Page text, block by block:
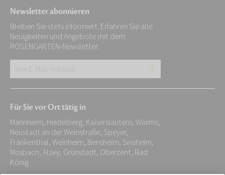
Newsletter abonnieren
Bleiben Sie stets informiert. Erfahren Sie alle
Neuigkeiten und Angebote mit dem
ROSENGARTEN-Newsletter.
Adresse:
*
Für Sie vor Ort tätig in
Mannheim, Heidelberg, Kaiserslautern, Worms,
Neustadt an der Weinstraße, Speyer,
Frankenthal, Weinheim, Bensheim, Sinsheim,
Mosbach, Alzey, Grünstadt, Oberzent, Bad
König